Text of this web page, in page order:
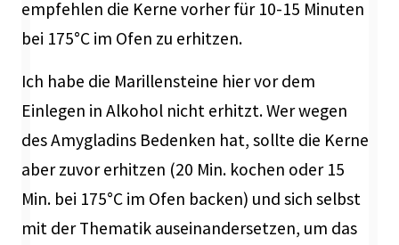
empfehlen die Kerne vorher für 10-15 Minuten
bei 175°C im Ofen zu erhitzen.
Ich habe die Marillensteine hier vor dem
Einlegen in Alkohol nicht erhitzt. Wer wegen
des Amygladins Bedenken hat, sollte die Kerne
aber zuvor erhitzen (20 Min. kochen oder 15
Min. bei 175°C im Ofen backen) und sich selbst
mit der Thematik auseinandersetzen, um das